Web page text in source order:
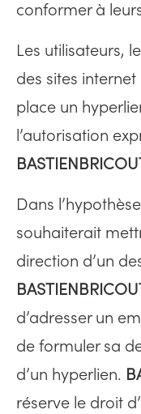
conformer à
Les utilisateurs,
des sites
place un
l’autorisation
Dans
souhaiterait
direction d’un
d’adresser un
de formuler sa
d’un hyperlien.
réserve le droit